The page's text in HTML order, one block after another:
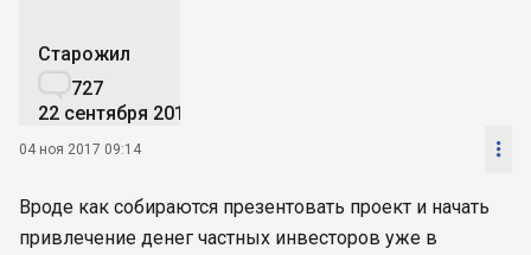
Старожил
727
22 сентября 2016
04 ноя 2017 09:14 
Вроде как собираются презентовать проект и начать
привлечение денег частных инвесторов уже в